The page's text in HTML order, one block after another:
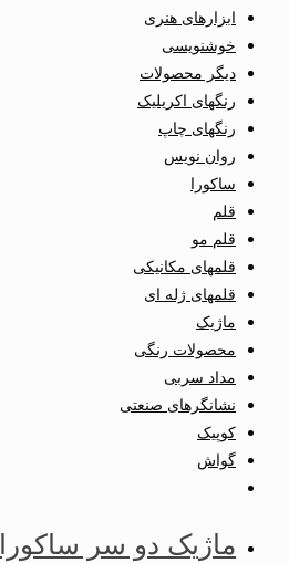
ابزارهای هنری
خوشنویسی
دیگر محصولات
رنگهای اکریلیک
رنگهای چاپ
روان نویس
ساکورا
قلم
قلم مو
قلمهای مکانیکی
قلمهای ژله ای
ماژیک
محصولات رنگی
مداد سربی
نشانگرهای صنعتی
کوپیک
گواش
ماژیک دو سر ساکورا